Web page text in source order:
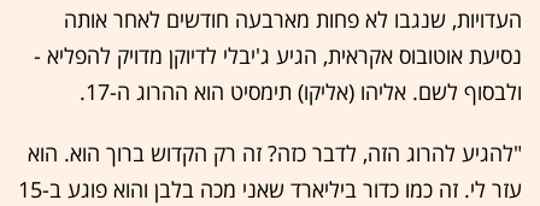
העדויות, שנגבו לא פחות מארבעה חודשים לאחר אותה
נסיעת אוטובוס אקראית, הגיע ג'יבלי לדיוקן מדויק להפליא -
ולבסוף לשם. אליהו (אליקו) תימסיט הוא ההרוג ה-17.
"להגיע להרוג הזה, לדבר כזה? זה רק הקדוש ברוך הוא. הוא
עזר לי. זה כמו כדור ביליארד שאני מכה בלבן והוא פוגע ב-15